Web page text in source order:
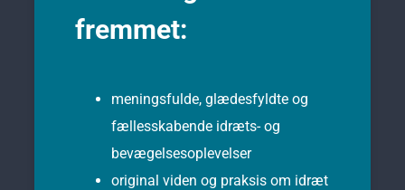
fremmet:
meningsfulde, glædesfyldte og
fællesskabende idræts- og
bevægelsesoplevelser
original viden og praksis om idræt